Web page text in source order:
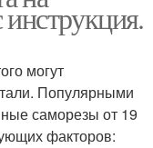
могут
Популярными
саморезы от 19
факторов: